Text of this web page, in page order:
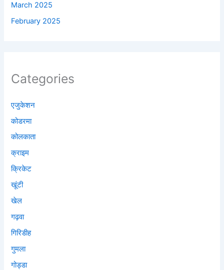
March 2025
February 2025
Categories
एजुकेशन
कोडरमा
कोलकाता
क्राइम
क्रिकेट
खूंटी
खेल
गढ़वा
गिरिडीह
गुमला
गोड्डा